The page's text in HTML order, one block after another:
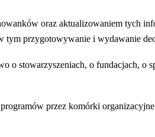
oraz aktualizowaniem tych
przygotowywanie i wydawanie
o stowarzyszeniach, o fundacjach, o
przez komórki